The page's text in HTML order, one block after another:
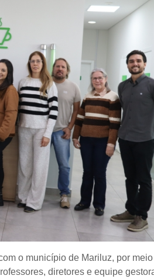
o município de Mariluz, por meio
diretores e equipe